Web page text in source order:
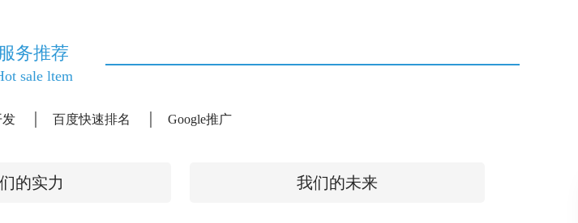
服务推荐
sale ltem
百度快速排名 Google推广
的实力 我们的未来